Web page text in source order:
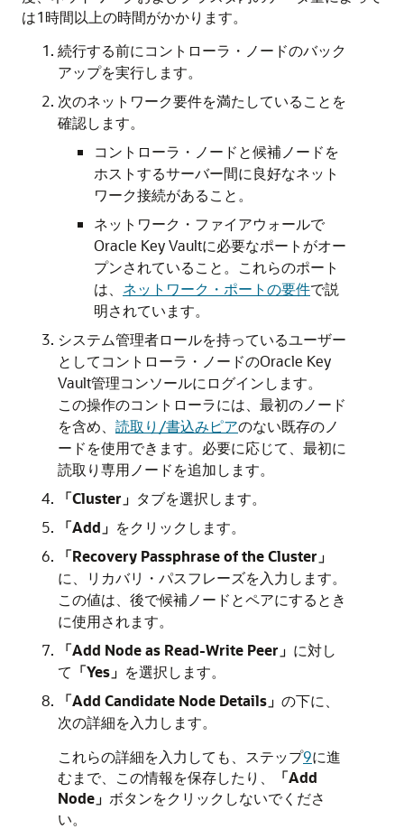
は1時間以上の時間がかかります。
続行する前にコントローラ・ノードのバック
アップを実行します。
次のネットワーク要件を満たしていることを
確認します。
コントローラ・ノードと候補ノードを
ホストするサーバー間に良好なネット
ワーク接続があること。
ネットワーク・ファイアウォールで
Oracle Key Vaultに必要なポートがオー
プンされていること。これらのポート
は、 ネットワーク・ポートの要件で説
明されています。
システム管理者ロールを持っているユーザー
としてコントローラ・ノードのOracle Key
Vault管理コンソールにログインします。
この操作のコントローラには、最初のノード
を含め、 読取り/書込みピアのない既存のノ
ードを使用できます。必要に応じて、最初に
読取り専用ノードを追加します。
「Cluster」 タブを選択します。
「Add」 をクリックします。
「Recovery Passphrase of the Cluster」
に、リカバリ・パスフレーズを入力します。
この値は、後で候補ノードとペアにするとき
に使用されます。
「Add Node as Read-Write Peer」 に対し
て 「Yes」 を選択します。
「Add Candidate Node Details」 の下に、
次の詳細を入力します。
これらの詳細を入力しても、ステップ9に進
むまで、この情報を保存したり、
「Add
Node」 ボタンをクリックしないでくださ
い。